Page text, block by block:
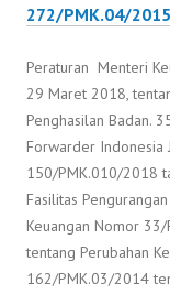
272/PMK.04/
Peraturan Menteri
29 Maret 2018,
Penghasilan Badan.
Forwarder Indonesia
150/PMK.010/2018
Fasilitas
Keuangan Nomor
tentang Perubahan
162/PMK.03/2014